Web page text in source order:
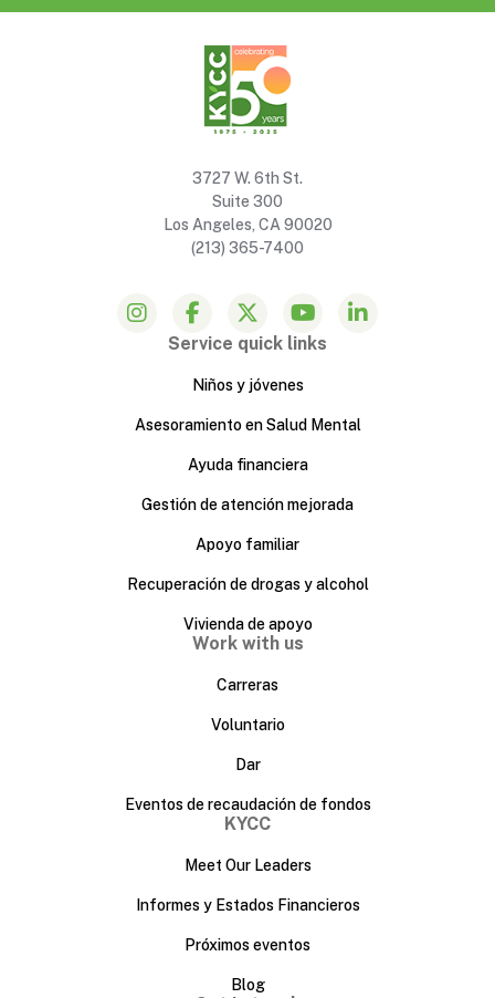
3727 W. 6th St.
Suite 300
Los Angeles, CA 90020
(213) 365-7400
Service quick links
Niños y jóvenes
Asesoramiento en Salud Mental
Ayuda financiera
Gestión de atención mejorada
Apoyo familiar
Recuperación de drogas y alcohol
Vivienda de apoyo
Work with us
Carreras
Voluntario
Dar
Eventos de recaudación de fondos
KYCC
Meet Our Leaders
Informes y Estados Financieros
Próximos eventos
Blog